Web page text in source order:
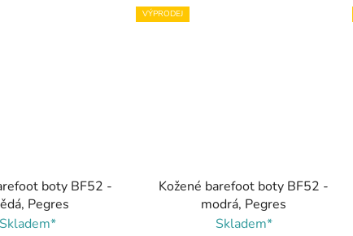
boty BF52 -
Pegres
Skladem*
VÝPRODEJ
Kožené barefoot boty BF52 -
modrá, Pegres
Skladem*